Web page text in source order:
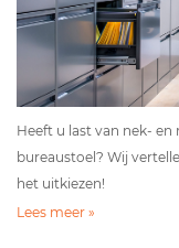
Heeft u last van nek-
bureaustoel? Wij
het uitkiezen!
Lees meer »